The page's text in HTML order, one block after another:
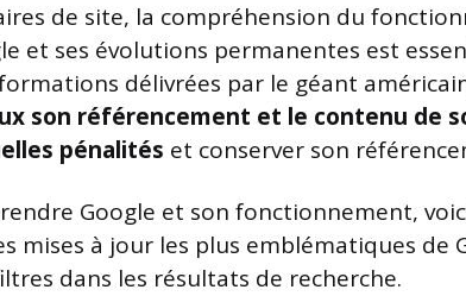
de site, la compréhension du
et ses évolutions permanentes est
délivrées par le géant
son référencement et le contenu de
pénalités et conserver son
Google et son fonctionnement,
mises à jour les plus emblématiques de
dans les résultats de recherche.